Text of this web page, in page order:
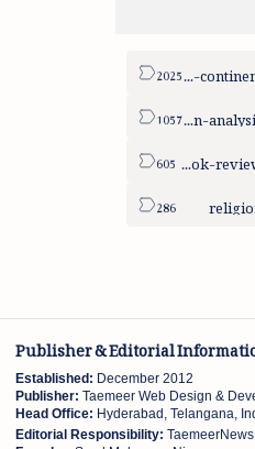
sub-continent
column-analysis
book-review
Publisher & Editorial
Established: December 2012
Publisher: Taemeer Web Design &
Head Office: Hyderabad, Telangana,
Editorial Responsibility: